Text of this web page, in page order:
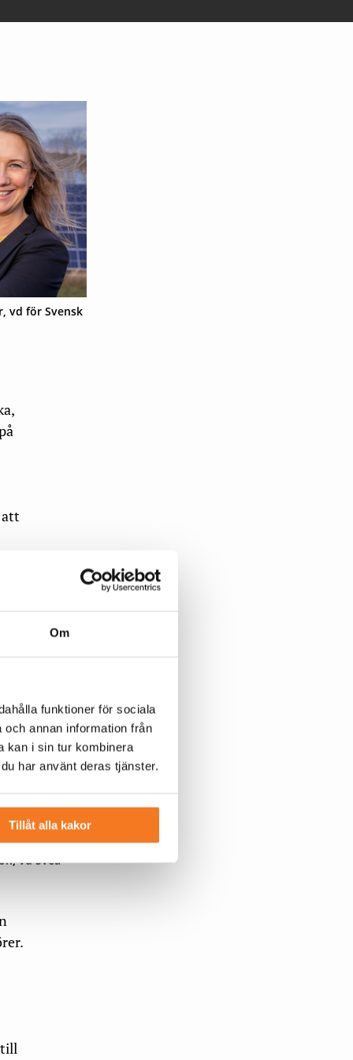
Om
funktioner för sociala
annan information från
kan i sin tur kombinera
har använt deras tjänster.
Tillåt alla kakor
vd för Svensk
att
vd Svea
till